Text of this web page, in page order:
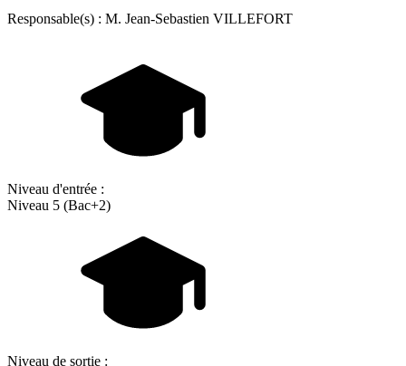
Responsable(s) : M. Jean-Sebastien VILLEFORT
Niveau d'entrée :
Niveau 5 (Bac+2)
Niveau de sortie :